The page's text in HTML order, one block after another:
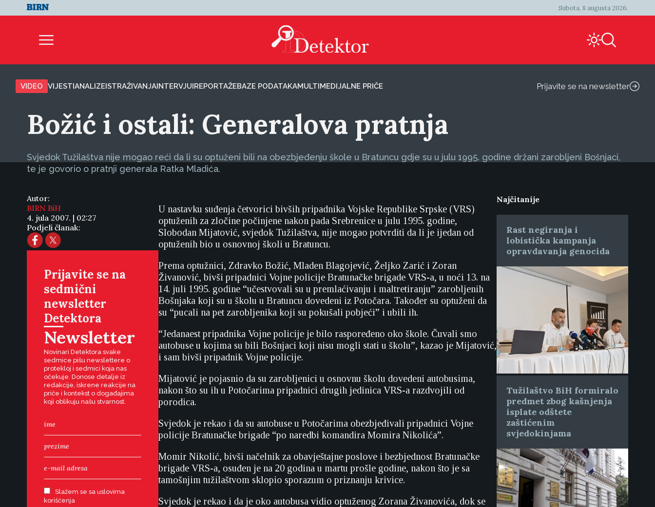
Subota, 8 augusta 2026.
VIDEO VIJESTIANALIZEISTRAŽIVANJAINTERVJUIREPORTAŽEBAZE PODATAKAMULTIMEDIJALNE PRIČE Prijavite se na newsletter
Božić i ostali: Generalova pratnja
Svjedok Tužilaštva nije mogao reći da li su optuženi bili na obezbjeđenju škole u Bratuncu gdje su u julu 1995. godine držani zarobljeni Bošnjaci,
te je govorio o pratnji generala Ratka Mladića.
Autor:
BIRN BiH
4. jula 2007. | 02:27
Podjeli članak:
Prijavite se na
sedmični
newsletter
Detektora
Newsletter
Novinari Detektora svake
sedmice pišu newslettere o
protekloj i sedmici koja nas
očekuje. Donose detalje iz
redakcije, iskrene reakcije na
priče i kontekst o događajima
koji oblikuju našu stvarnost.
Slažem se sa uslovima
korišćenja
U nastavku suđenja četvorici bivših pripadnika Vojske Republike Srpske (VRS)
optuženih za zločine počinjene nakon pada Srebrenice u julu 1995. godine,
Slobodan Mijatović, svjedok Tužilaštva, nije mogao potvrditi da li je ijedan od
optuženih bio u osnovnoj školi u Bratuncu.
Prema optužnici, Zdravko Božić, Mladen Blagojević, Željko Zarić i Zoran
Živanović, bivši pripadnici Vojne policije Bratunačke brigade VRS-a, u noći 13. na
14. juli 1995. godine “učestvovali su u premlaćivanju i maltretiranju” zarobljenih
Bošnjaka koji su u školu u Bratuncu dovedeni iz Potočara. Također su optuženi da
su “pucali na pet zarobljenika koji su pokušali pobjeći” i ubili ih.
“Jedanaest pripadnika Vojne policije je bilo raspoređeno oko škole. Čuvali smo
autobuse u kojima su bili Bošnjaci koji nisu mogli stati u školu”, kazao je Mijatović,
i sam bivši pripadnik Vojne policije.
Mijatović je pojasnio da su zarobljenici u osnovnu školu dovedeni autobusima,
nakon što su ih u Potočarima pripadnici drugih jedinica VRS-a razdvojili od
porodica.
Svjedok je rekao i da su autobuse u Potočarima obezbjeđivali pripadnici Vojne
policije Bratunačke brigade “po naredbi komandira Momira Nikolića”.
Momir Nikolić, bivši načelnik za obavještajne poslove i bezbjednost Bratunačke
brigade VRS-a, osuđen je na 20 godina u martu prošle godine, nakon što je sa
tamošnjim tužilaštvom sklopio sporazum o priznanju krivice.
Svjedok je rekao i da je oko autobusa vidio optuženog Zorana Živanovića, dok se
Najčitanije
Rast negiranja i
lobistička kampanja
opravdavanja genocida
Tužilaštvo BiH formiralo
predmet zbog kašnjenja
isplate odštete
zaštićenim
svjedokinjama